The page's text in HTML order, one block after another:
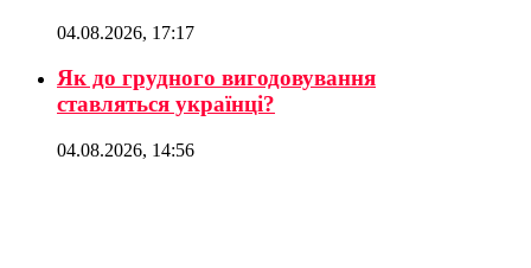
04.08.2026, 17:17
Як до грудного вигодовування
ставляться українці?
04.08.2026, 14:56